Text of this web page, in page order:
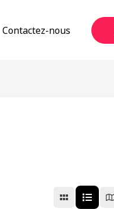
Contactez-nous